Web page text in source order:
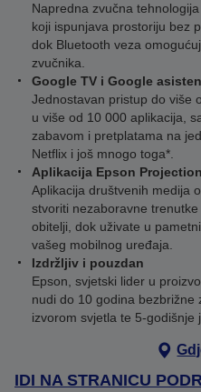
Napredna zvučna
koji ispunjava prostoriju bez
dok Bluetooth veza
zvučnika.
Google TV i Google
Jednostavan pristup do više
u više od 10 000 aplikacija,
zabavom i pretplatama na
Netflix i još mnogo toga*.
Aplikacija Epson
Aplikacija društvenih medija
stvoriti nezaboravne
obitelji, dok uživate u
vašeg mobilnog uređaja.
Izdržljiv i pouzdan
Epson, svjetski lider u
nudi do 10 godina bezbrižne
izvorom svjetla te 5-godišnje
IDI NA STRANICU